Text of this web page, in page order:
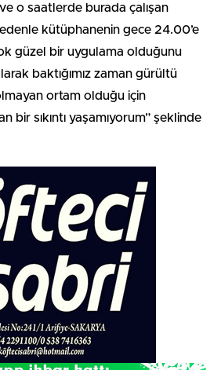
o saatlerde burada çalışan
kütüphanenin gece 24.00’e
güzel bir uygulama olduğunu
baktığımız zaman gürültü
olmayan ortam olduğu için
bir sıkıntı yaşamıyorum” şeklinde